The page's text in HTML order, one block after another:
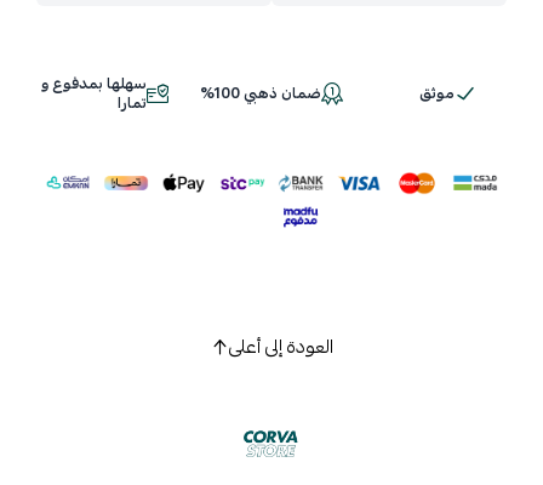
اسحب و افلت الملف هنا
موثق ضمان ذهبي 100% سهلها بمدفوع و
تمارا
العودة إلى أعلى